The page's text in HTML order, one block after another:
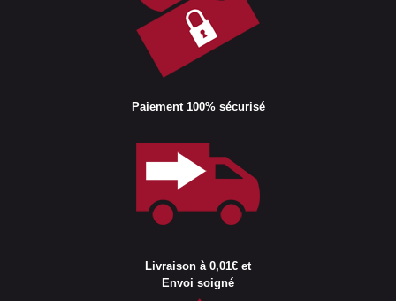
Paiement 100% sécurisé
Livraison à 0,01€ et
Envoi soigné